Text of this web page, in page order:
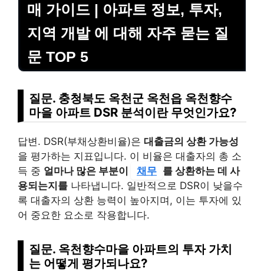
매 가이드 | 아파트 정보, 투자,
지역 개발 에 대해 자주 묻는 질
문 TOP 5
질문. 충청북도 옥천군 옥천읍 옥천향수
마을 아파트 DSR 분석이란 무엇인가요?
답변. DSR(부채상환비율)은 대출금의 상환 가능성
을 평가하는 지표입니다. 이 비율은 대출자의 총 소
득 중 얼마나 많은 부분이 채무 를 상환하는 데 사
용되는지를 나타냅니다. 일반적으로 DSR이 낮을수
록 대출자의 상환 능력이 높아지며, 이는 투자에 있
어 중요한 요소로 작용합니다.
질문. 옥천향수마을 아파트의 투자 가치
는 어떻게 평가되나요?